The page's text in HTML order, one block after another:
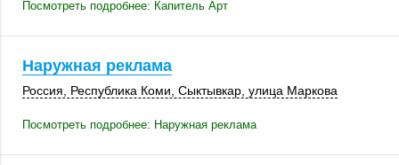
Посмотреть подробнее: Капитель Арт
Наружная реклама
Россия Республика Коми Сыктывкар улица Маркова
Посмотреть подробнее: Наружная реклама